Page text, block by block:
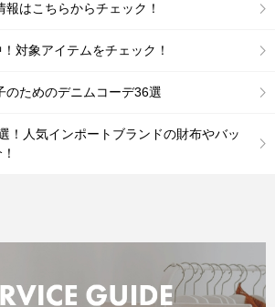
報はこちらからチェック！
対象アイテムをチェック！
のためのデニムコーデ36選
！人気インポートブランドの財布やバッ